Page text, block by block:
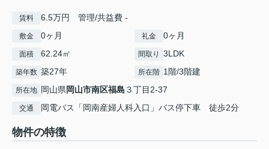
賃料 6.5万円 管理/共益費 -
敷金 0ヶ月 礼金 0ヶ月
面積 62.24㎡ 間取り 3LDK
築年数 築27年 所在階 1階/3階建
所在地 岡山県岡山市南区福島 ３丁目2-37
交通 岡電バス「岡南産婦人科入口」バス停下車 徒歩2分
物件の特徴